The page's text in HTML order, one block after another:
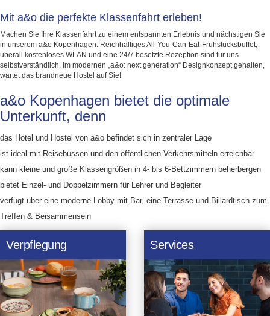
Mit a&o die perfekte Klassenfahrt erleben!
Machen Sie Ihre Klassenfahrt zu einem entspannten Erlebnis und nächstigen Sie
in unserem a&o Kopenhagen. Reichhaltiges All-You-Can-Eat-Frühstücksbuffet,
überall kostenloses WLAN und eine 24/7 besetzte Rezeption sind für uns
selbstverständlich. Im modernen „a&o: next generation“ Designkonzept gehalten,
wartet das brandneue Hostel auf Sie!
a&o Kopenhagen bietet die optimale
Unterkunft, denn
das Hotel und Hostel von a&o befindet sich in zentraler Lage
ist ideal mit Reisebussen und den öffentlichen Verkehrsmitteln erreichbar
kann kleine und große Klassengrößen in 4- bis 6-Bettzimmern beherbergen
bietet Einzel- und Doppelzimmern für Lehrer und Begleiter
verfügt über eine moderne Lobby mit Bar, eine Terrasse und Billardtisch zum
Treffen & Beisammensein
Verpflegung Services